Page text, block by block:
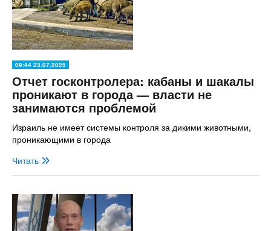
09:44 23.07.2025
Отчет госконтролера: кабаны и шакалы
проникают в города — власти не
занимаются проблемой
Израиль не имеет системы контроля за дикими животными,
проникающими в города
Читать